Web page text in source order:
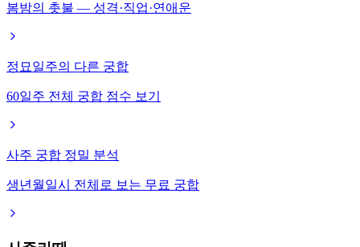
봄밤의 촛불 — 성격·직업·연애운
정묘일주의 다른 궁합
60일주 전체 궁합 점수 보기
사주 궁합 정밀 분석
생년월일시 전체로 보는 무료 궁합